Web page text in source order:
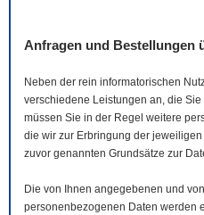
Anfragen und Bestellungen
Neben der rein informatorischen
verschiedene Leistungen an, die
müssen Sie in der Regel weitere
die wir zur Erbringung der
zuvor genannten Grundsätze zur
Die von Ihnen angegebenen und
personenbezogenen Daten werden